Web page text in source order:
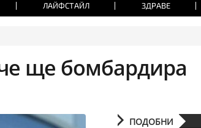
ЛАЙФСТАЙЛ ЗДРАВЕ
ще бомбардира
ПОДОБНИ